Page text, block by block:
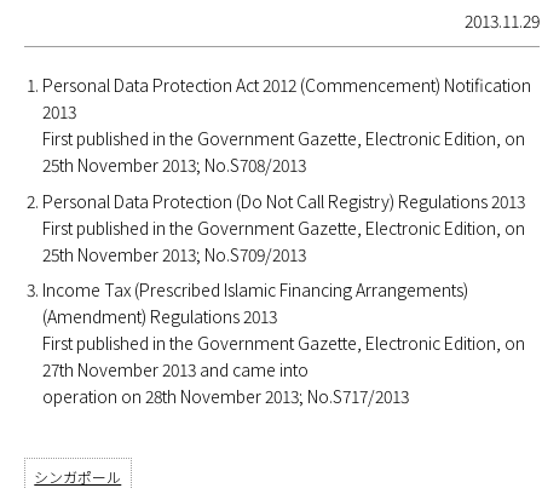
2013.11.29
Personal Data Protection Act 2012 (Commencement) Notification
2013
First published in the Government Gazette, Electronic Edition, on
25th November 2013; No.S708/2013
Personal Data Protection (Do Not Call Registry) Regulations 2013
First published in the Government Gazette, Electronic Edition, on
25th November 2013; No.S709/2013
Income Tax (Prescribed Islamic Financing Arrangements)
(Amendment) Regulations 2013
First published in the Government Gazette, Electronic Edition, on
27th November 2013 and came into
operation on 28th November 2013; No.S717/2013
シンガポール